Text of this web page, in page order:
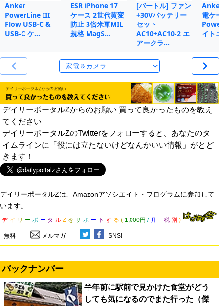
Anker
PowerLine III
Flow USB-C &
USB-C ケ…
ESR iPhone 17
ケース 2世代黄変
防止 3倍米軍MIL
規格 MagS…
[バートル] ファン
+30Vバッテリー
セット
AC10+AC10-2 エ
アークラ…
電ケ
イト
デイリーポータルZからのお願い 買って良かったものを教え
てください
デイリーポータルZのTwitterをフォローすると、あなたのタ
イムラインに「役には立たないけどなんかいい情報」がとど
きます！
デイリーポータルZは、Amazonアソシエイト・プログラムに参加して
います。
デ イ リ ー ポ ー タ ル Z を サ ポ ー ト す る ( 1,000円 / 月 税 別 )
無料 メルマガ SNS!
バックナンバー
半年前に駅前で見かけた食堂がどう
しても気になるのでまた行った（傑